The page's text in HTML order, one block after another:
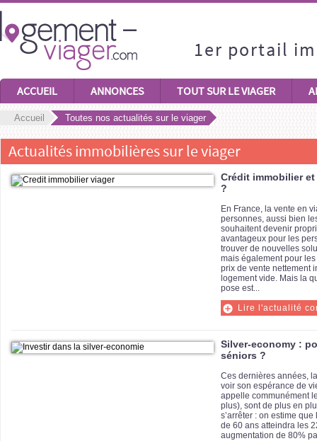
1er portail
ACCUEIL ANNONCES TOUT SUR LE VIAGER
Accueil Toutes nos actualités sur le viager
Actualités immobilières sur le viager
Crédit immobilier
?
En France, la vente en
personnes, aussi bien
souhaitent devenir
avantageux pour les
trouver de nouvelles
mais également pour
prix de vente nettement
logement vide. Mais la
pose est...
Lire l'actualité
Silver-economy :
séniors ?
Ces dernières années,
voir son espérance de
appelle communément
plus), sont de plus en
s’arrêter : on estime
de 60 ans atteindra les
augmentation de 80%